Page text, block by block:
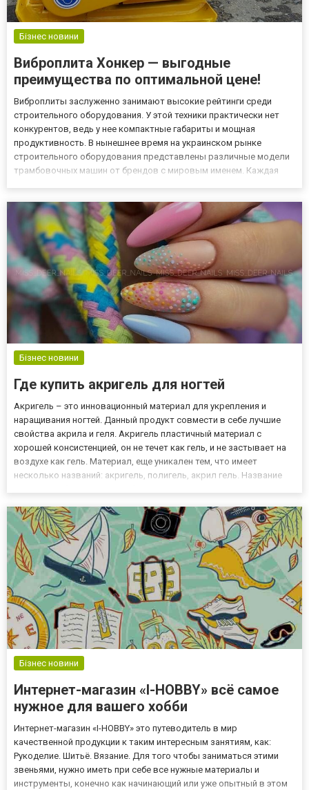
Бізнес новини
Виброплита Хонкер — выгодные
преимущества по оптимальной цене!
Виброплиты заслуженно занимают высокие рейтинги среди
строительного оборудования. У этой техники практически нет
конкурентов, ведь у нее компактные габариты и мощная
продуктивность. В нынешнее время на украинском рынке
строительного оборудования представлены различные модели
трамбовочных машин от брендов с мировым именем. Каждая
конкурентов. К н...
Бізнес новини
Где купить акригель для ногтей
Акригель – это инновационный материал для укрепления и
наращивания ногтей. Данный продукт совмести в себе лучшие
свойства акрила и геля. Акригель пластичный материал с
хорошей консистенцией, он не течет как гель, и не застывает на
воздухе как гель. Материал, еще уникален тем, что имеет
несколько названий: акригель, полигель, акрил гель. Название
Бізнес новини
Интернет-магазин «I-HOBBY» всё самое
нужное для вашего хобби
Интернет-магазин «I-HOBBY» это путеводитель в мир
качественной продукции к таким интересным занятиям, как:
Рукоделие. Шитьё. Вязание. Для того чтобы заниматься этими
звеньями, нужно иметь при себе все нужные материалы и
инструменты, конечно как начинающий или уже опытный в этом